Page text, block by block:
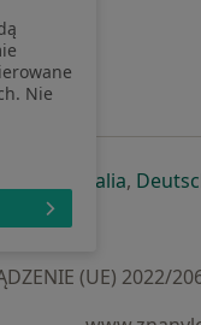
w nowej karcie
otwiera się w nowej
otwiera się
Italiaotwiera
,
(UE) 2022/
Nie